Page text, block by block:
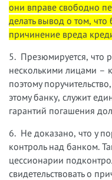
они вправе свободно
делать вывод о том,
причинение вреда
5. Презюмируется, что
несколькими лицами –
поэтому
этому банку, служит
гарантий погашения
6. Не доказано, что у
контроль над банком.
цессионарии
свидетельствовать о